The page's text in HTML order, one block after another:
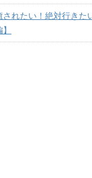
れたい！絶対行きた